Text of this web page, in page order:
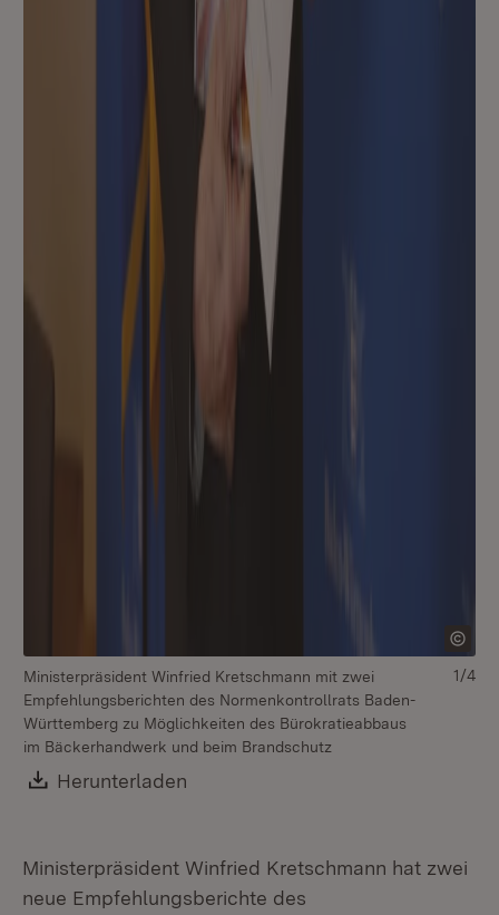
Ministerpräsident Winfried Kretschmann mit zwei
Empfehlungsberichten des Normenkontrollrats Baden-
Württemberg zu Möglichkeiten des Bürokratieabbaus
im Bäckerhandwerk und beim Brandschutz
Download:
Herunterladen
1/4
Ministerpräsident Winfried Kretschmann hat zwei
neue Empfehlungsberichte des